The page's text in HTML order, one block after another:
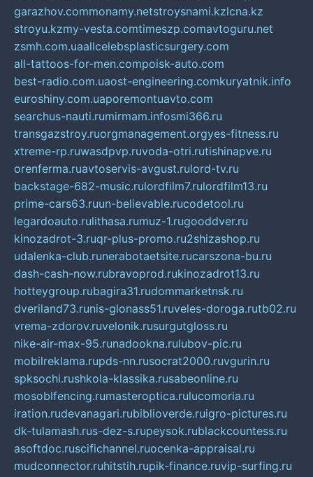
garazhov.commonamy.netstroysnami.kzlcna.kz
stroyu.kzmy-vesta.comtimeszp.comavtoguru.net
zsmh.com.uaallcelebsplasticsurgery.com
all-tattoos-for-men.compoisk-auto.com
best-radio.com.uaost-engineering.comkuryatnik.info
euroshiny.com.uaporemontuavto.com
searchus-nauti.rumirmam.infosmi366.ru
transgazstroy.ruorgmanagement.orgyes-fitness.ru
xtreme-rp.ruwasdpvp.ruvoda-otri.rutishinapve.ru
orenferma.ruavtoservis-avgust.rulord-tv.ru
backstage-682-music.rulordfilm7.rulordfilm13.ru
prime-cars63.ruun-believable.rucodetool.ru
legardoauto.rulithasa.rumuz-1.rugooddver.ru
kinozadrot-3.ruqr-plus-promo.ru2shizashop.ru
udalenka-club.runerabotaetsite.rucarszona-bu.ru
dash-cash-now.rubravoprod.rukinozadrot13.ru
hotteygroup.rubagira31.rudommarketnsk.ru
dveriland73.runis-glonass51.ruveles-doroga.rutb02.ru
vrema-zdorov.ruvelonik.rusurgutgloss.ru
nike-air-max-95.runadookna.rulubov-pic.ru
mobilreklama.rupds-nn.rusocrat2000.ruvgurin.ru
spksochi.rushkola-klassika.rusabeonline.ru
mosoblfencing.rumasteroptica.rulucomoria.ru
iration.rudevanagari.rubiblioverde.ruigro-pictures.ru
dk-tulamash.rus-dez-s.rupeysok.rublackcountess.ru
asoftdoc.ruscifichannel.ruocenka-appraisal.ru
mudconnector.ruhitstih.rupik-finance.ruvip-surfing.ru